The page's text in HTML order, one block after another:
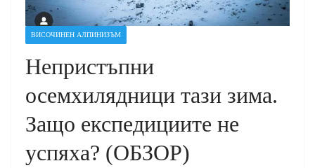
ВИСОЧИНЕН АЛПИНИЗЪМ
Непристъпни
осемхилядници тази зима.
Защо експедициите не
успяха? (ОБЗОР)